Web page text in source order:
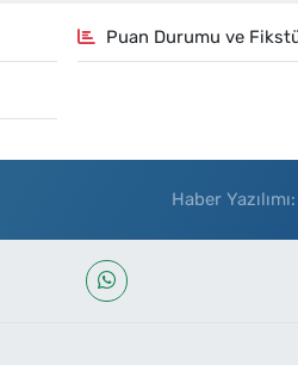
Puan Durumu ve
Haber